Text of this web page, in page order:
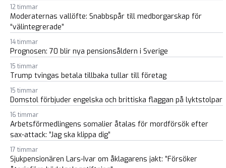
12 timmar
Moderaternas vallöfte: Snabbspår till medborgarskap för
“välintegrerade”
14 timmar
Prognosen: 70 blir nya pensionsåldern i Sverige
15 timmar
Trump tvingas betala tillbaka tullar till företag
15 timmar
Domstol förbjuder engelska och brittiska flaggan på lyktstolpar
16 timmar
Arbetsförmedlingens somalier åtalas för mordförsök efter
sax-attack: ”Jag ska klippa dig”
17 timmar
Sjukpensionären Lars-Ivar om åklagarens jakt: ”Försöker